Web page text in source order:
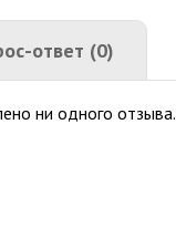
ответ (0)
ни одного отзыва.